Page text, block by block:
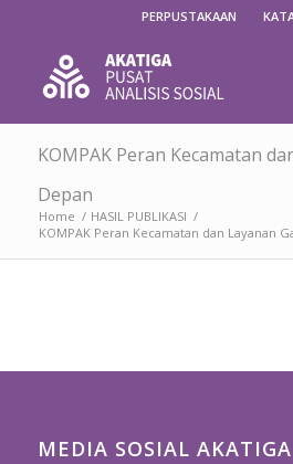
PERPUSTAKAAN
KOMPAK Peran Kecamatan
Depan
Home / HASIL PUBLIKASI /
KOMPAK Peran Kecamatan dan Layanan
MEDIA SOSIAL AKATIGA